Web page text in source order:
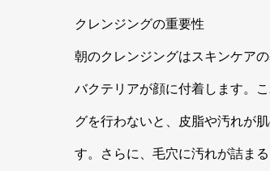
クレンジングの重要性
朝のクレンジングはスキンケア
バクテリアが顔に付着します。
グを行わないと、皮脂や汚れが
す。さらに、毛穴に汚れが詰ま